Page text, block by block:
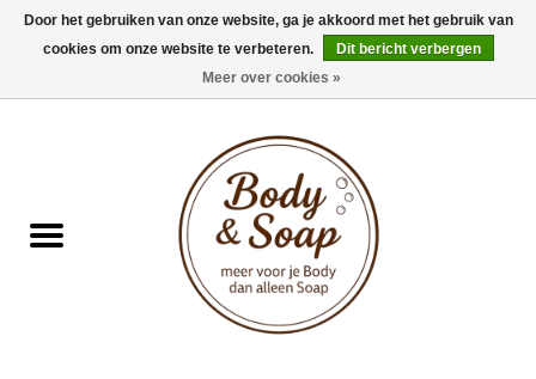
0 Artikelen - €0,00
Doucheproducten
Door het gebruiken van onze website, ga je akkoord met het gebruik van
cookies om onze website te verbeteren.
Dit bericht verbergen
Meer over cookies »